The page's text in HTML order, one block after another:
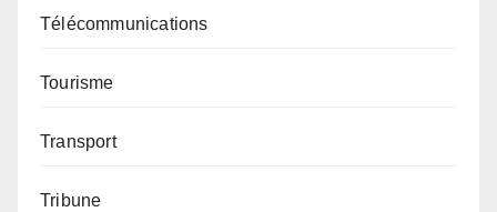
Télécommunications
Tourisme
Transport
Tribune